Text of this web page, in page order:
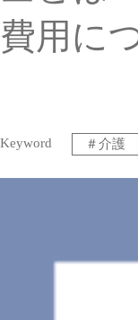
費用に
Keyword ＃介護